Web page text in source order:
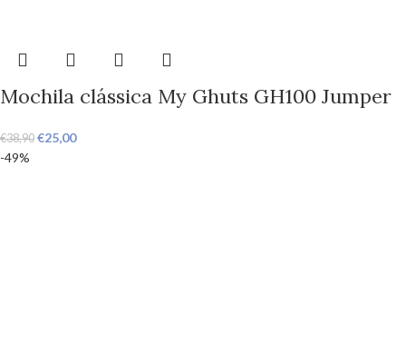
Mochila clássica My Ghuts GH100 Jumper
€38,90 €25,00
-49%